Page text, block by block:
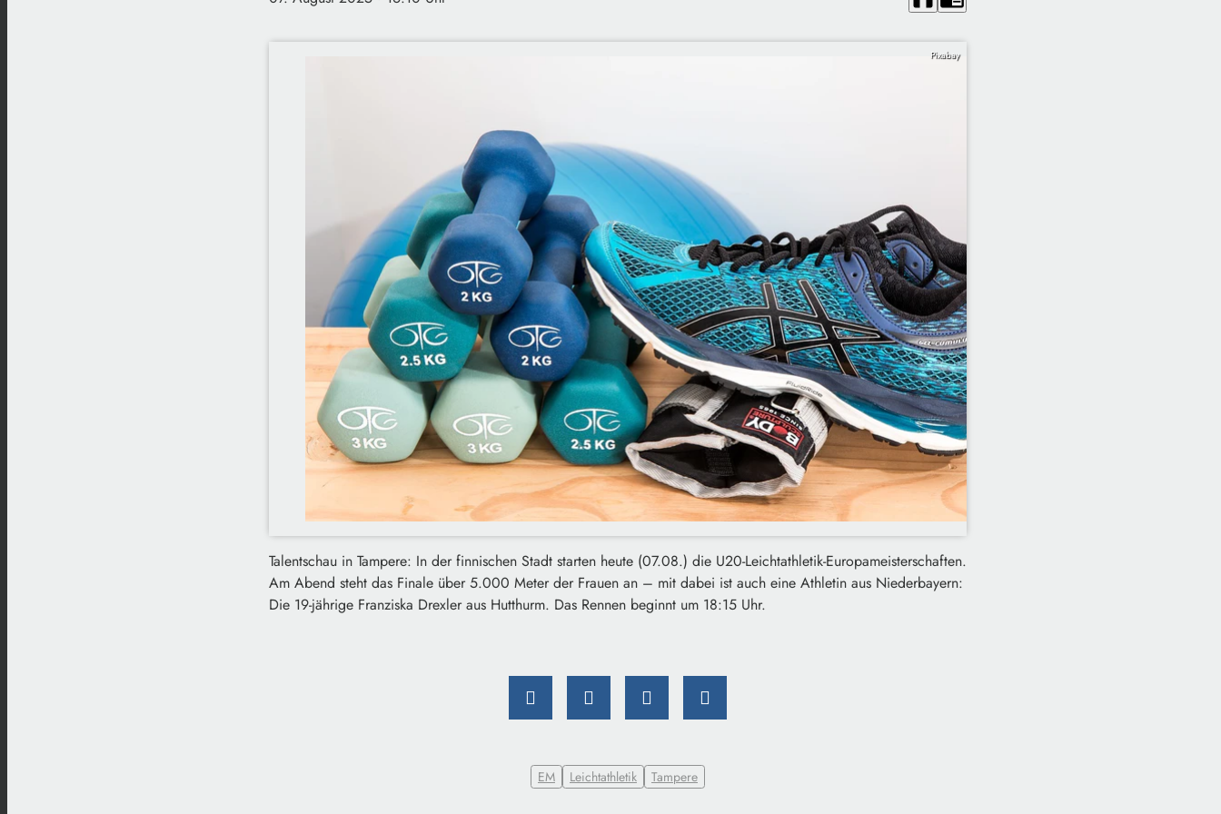
Pixabay
Talentschau in Tampere: In der finnischen Stadt starten heute (07.08.) die U20-Leichtathletik-Europameisterschaften.
Am Abend steht das Finale über 5.000 Meter der Frauen an – mit dabei ist auch eine Athletin aus Niederbayern:
Die 19-jährige Franziska Drexler aus Hutthurm. Das Rennen beginnt um 18:15 Uhr.
EM Leichtathletik Tampere